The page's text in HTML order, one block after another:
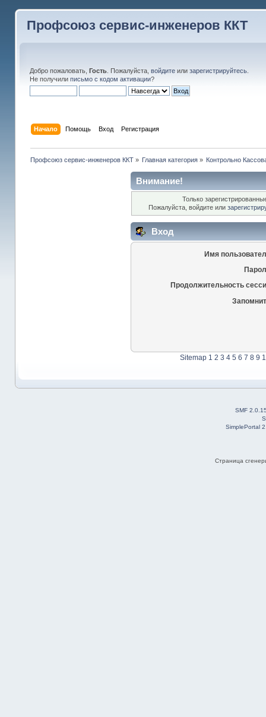
Профсоюз сервис-инженеров ККТ
Добро пожаловать, Гость. Пожалуйста, войдитеили зарегистрируйтесь.
Не получили письмо с кодом активации?
Начало Помощь Вход Регистрация
Профсоюз сервис-инженеров ККТ» Главная категория » Контрольно
Внимание!
Только
Пожалуйста, войдите или
Вход
Имя
Продолжительность
Sitemap 1 2 3 4 5 6 7 8 9
SMF
SimplePortal
Страница